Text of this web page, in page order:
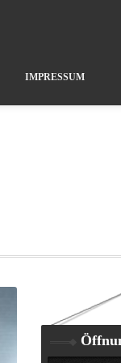
IMPRESSUM